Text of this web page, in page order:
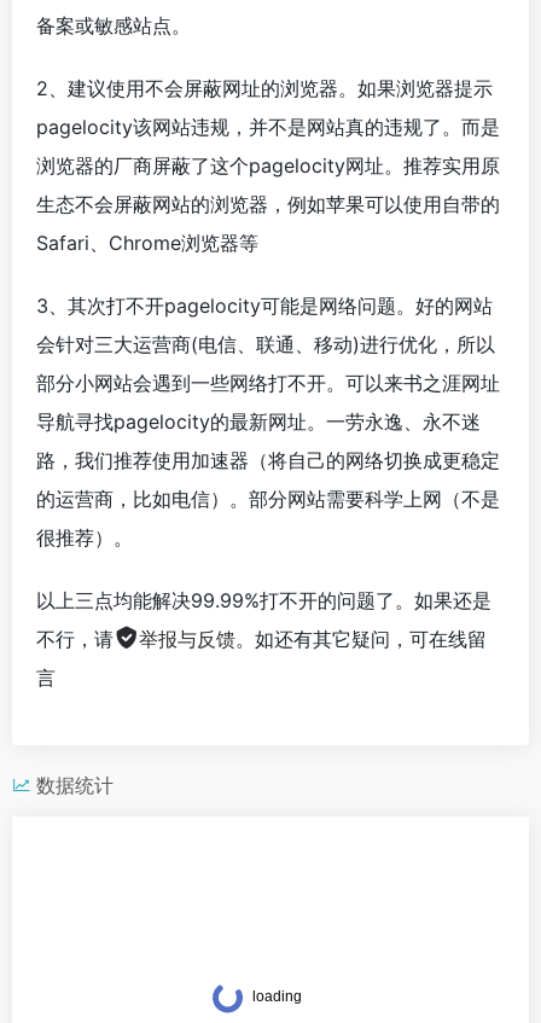
备案或敏感站点。
2、建议使用不会屏蔽网址的浏览器。如果浏览器提示
pagelocity该网站违规，并不是网站真的违规了。而是
浏览器的厂商屏蔽了这个pagelocity网址。推荐实用原
生态不会屏蔽网站的浏览器，例如苹果可以使用自带的
Safari、Chrome浏览器等
3、其次打不开pagelocity可能是网络问题。好的网站
会针对三大运营商(电信、联通、移动)进行优化，所以
部分小网站会遇到一些网络打不开。可以来书之涯网址
导航寻找pagelocity的最新网址。一劳永逸、永不迷
路，我们推荐使用加速器（将自己的网络切换成更稳定
的运营商，比如电信）。部分网站需要科学上网（不是
很推荐）。
以上三点均能解决99.99%打不开的问题了。如果还是
不行，请
举报与反馈。如还有其它疑问，可在线留
言
数据统计